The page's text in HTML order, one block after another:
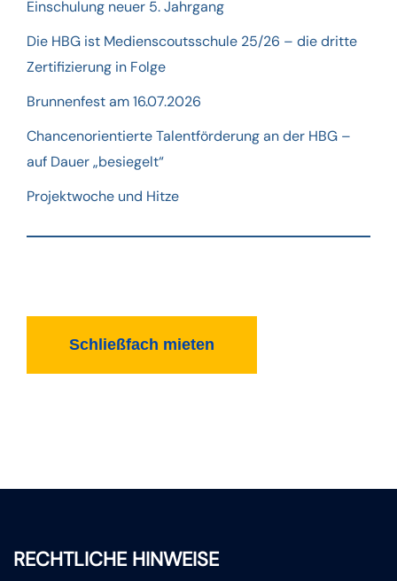
Einschulung neuer 5. Jahrgang
Die HBG ist Medienscoutsschule 25/26 – die dritte
Zertifizierung in Folge
Brunnenfest am 16.07.2026
Chancenorientierte Talentförderung an der HBG –
auf Dauer „besiegelt“
Projektwoche und Hitze
Schließfach mieten
RECHTLICHE HINWEISE